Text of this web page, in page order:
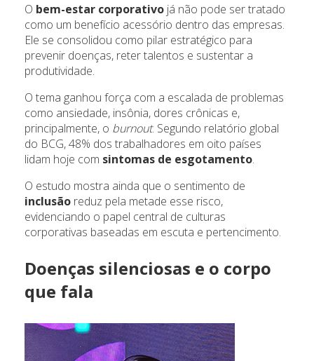
O bem-estar corporativo já não pode ser tratado
como um benefício acessório dentro das empresas.
Ele se consolidou como pilar estratégico para
prevenir doenças, reter talentos e sustentar a
produtividade.
O tema ganhou força com a escalada de problemas
como ansiedade, insônia, dores crônicas e,
principalmente, o burnout. Segundo relatório global
do BCG, 48% dos trabalhadores em oito países
lidam hoje com sintomas de esgotamento.
O estudo mostra ainda que o sentimento de
inclusão reduz pela metade esse risco,
evidenciando o papel central de culturas
corporativas baseadas em escuta e pertencimento.
Doenças silenciosas e o corpo
que fala